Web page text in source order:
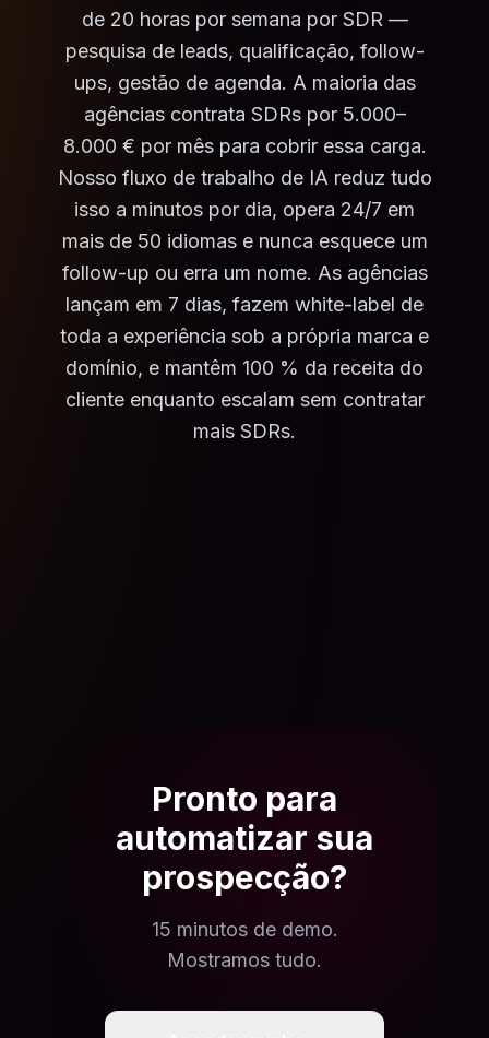
de 20 horas por semana por SDR —
pesquisa de leads, qualificação, follow-
ups, gestão de agenda. A maioria das
agências contrata SDRs por 5.000–
8.000 € por mês para cobrir essa carga.
Nosso fluxo de trabalho de IA reduz tudo
isso a minutos por dia, opera 24/7 em
mais de 50 idiomas e nunca esquece um
follow-up ou erra um nome. As agências
lançam em 7 dias, fazem white-label de
toda a experiência sob a própria marca e
domínio, e mantêm 100 % da receita do
cliente enquanto escalam sem contratar
mais SDRs.
Pronto para
automatizar sua
prospecção?
15 minutos de demo.
Mostramos tudo.